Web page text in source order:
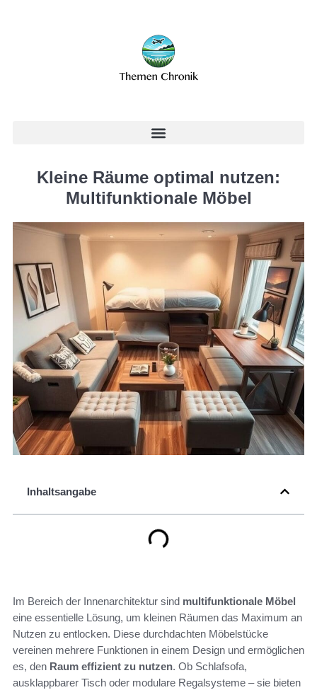
Kleine Räume optimal nutzen:
Multifunktionale Möbel
Inhaltsangabe
Im Bereich der Innenarchitektur sind multifunktionale Möbel
eine essentielle Lösung, um kleinen Räumen das Maximum an
Nutzen zu entlocken. Diese durchdachten Möbelstücke
vereinen mehrere Funktionen in einem Design und ermöglichen
es, den Raum effizient zu nutzen. Ob Schlafsofa,
ausklappbarer Tisch oder modulare Regalsysteme – sie bieten